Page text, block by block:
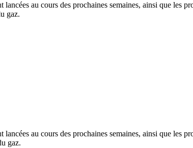
au cours des prochaines semaines, ainsi que les
gaz.
au cours des prochaines semaines, ainsi que les
gaz.